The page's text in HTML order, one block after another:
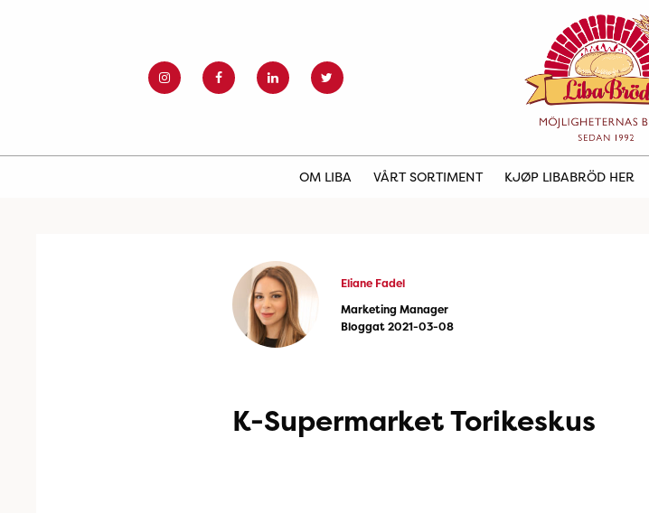
OM LIBA VÅRT SORTIMENT KJØP LIBABRÖD HER
Eliane Fadel
Marketing Manager
Bloggat 2021-03-08
K-Supermarket Torikeskus